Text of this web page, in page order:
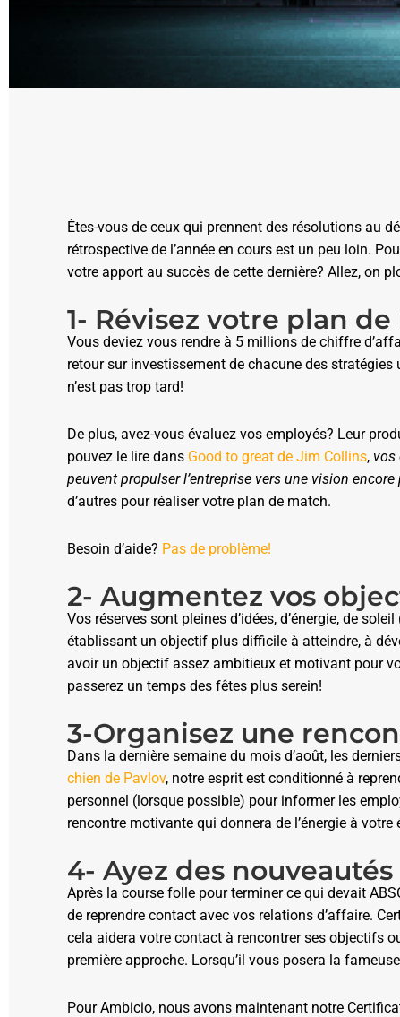
Êtes-vous de ceux qui prennent des résolutions au
rétrospective de l’année en cours est un peu loin.
votre apport au succès de cette dernière? Allez, on
1- Révisez votre plan
Vous deviez vous rendre à 5 millions de chiffre
retour sur investissement de chacune des
n’est pas trop tard!
De plus, avez-vous évaluez vos employés? Leur
pouvez le lire dans Good to great de Jim Collins, vos
peuvent propulser l’entreprise vers une vision encore
d’autres pour réaliser votre plan de match.
Besoin d’aide? Pas de problème!
2- Augmentez vos
Vos réserves sont pleines d’idées, d’énergie, de
établissant un objectif plus difficile à atteindre, à
avoir un objectif assez ambitieux et motivant pour
passerez un temps des fêtes plus serein!
3-Organisez une
Dans la dernière semaine du mois d’août, les
chien de Pavlov, notre esprit est conditionné à
personnel (lorsque possible) pour informer les
rencontre motivante qui donnera de l’énergie à
4- Ayez des
Après la course folle pour terminer ce qui devait
de reprendre contact avec vos relations d’affaire.
cela aidera votre contact à rencontrer ses objectifs
première approche. Lorsqu’il vous posera la
Pour Ambicio, nous avons maintenant notre